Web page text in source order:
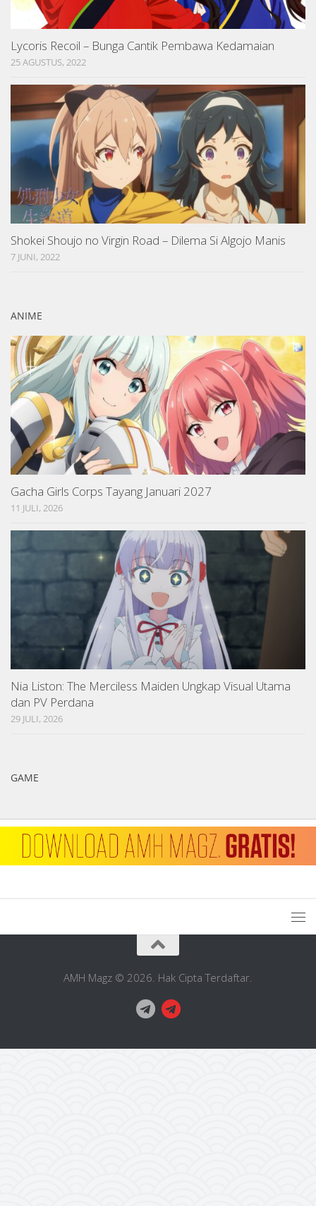
Lycoris Recoil – Bunga Cantik Pembawa Kedamaian
25 AGUSTUS, 2022
Shokei Shoujo no Virgin Road – Dilema Si Algojo Manis
7 JUNI, 2022
ANIME
Gacha Girls Corps Tayang Januari 2027
11 JULI, 2026
Nia Liston: The Merciless Maiden Ungkap Visual Utama
dan PV Perdana
29 JULI, 2026
GAME
AMH Magz © 2026. Hak Cipta Terdaftar.